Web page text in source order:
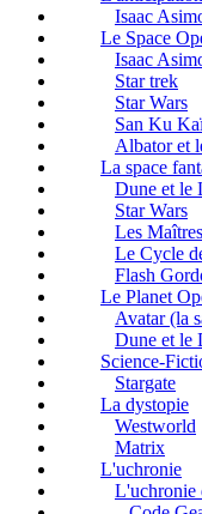
Isaac
Le Space
Isaac
Star trek
Star Wars
San Ku
Albator et
La space
Dune et le
Star Wars
Les
Le Cycle
Flash
Le Planet
Avatar (la
Dune et le
Science-
Stargate
La dystopie
Westworld
Matrix
L'uchronie
L'uchronie